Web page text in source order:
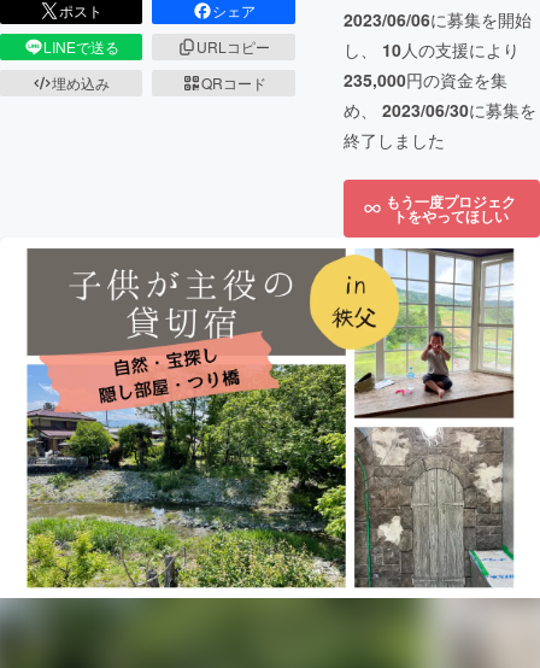
ポスト
シェア
LINEで送る
URLコピー
埋め込み
QRコード
2023/06/06に募集を開始
し、 10人の支援により
235,000円の資金を集
め、 2023/06/30に募集を
終了しました
もう一度プロジェク
トをやってほしい